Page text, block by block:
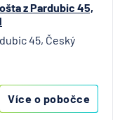
z Pardubic 45,
45, Český
Více o pobočce